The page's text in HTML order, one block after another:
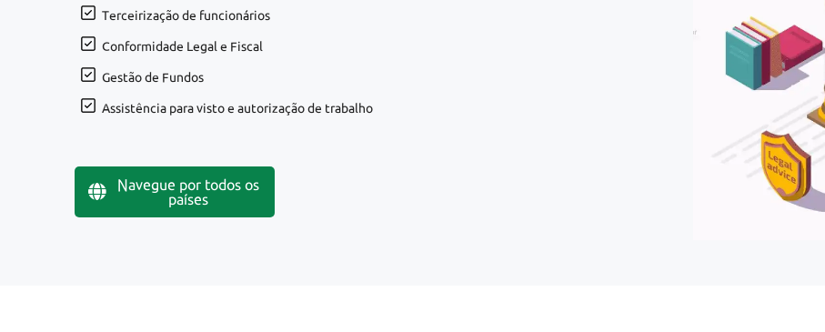
Terceirização de funcionários
Conformidade Legal e Fiscal
Gestão de Fundos
Assistência para visto e autorização de trabalho
Navegue por todos os
países